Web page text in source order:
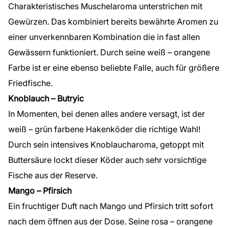
Charakteristisches Muschelaroma unterstrichen mit
Gewürzen. Das kombiniert bereits bewährte Aromen zu
einer unverkennbaren Kombination die in fast allen
Gewässern funktioniert. Durch seine weiß – orangene
Farbe ist er eine ebenso beliebte Falle, auch für größere
Friedfische.
Knoblauch – Butryic
In Momenten, bei denen alles andere versagt, ist der
weiß – grün farbene Hakenköder die richtige Wahl!
Durch sein intensives Knoblaucharoma, getoppt mit
Buttersäure lockt dieser Köder auch sehr vorsichtige
Fische aus der Reserve.
Mango – Pfirsich
Ein fruchtiger Duft nach Mango und Pfirsich tritt sofort
nach dem öffnen aus der Dose. Seine rosa – orangene